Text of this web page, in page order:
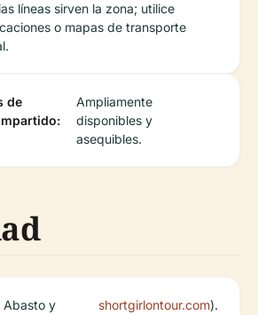
líneas sirven la zona; utilice
o mapas de transporte
de
Ampliamente
disponibles y
asequibles.
Abasto y
shortgirlontour.com).